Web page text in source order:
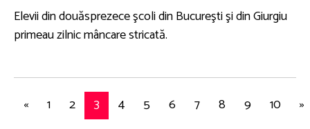
Elevii din douăsprezece şcoli din Bucureşti şi din Giurgiu
primeau zilnic mâncare stricată.
« 1 2 3 4 5 6 7 8 9 10 »